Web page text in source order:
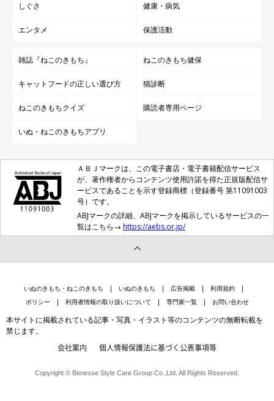
しぐさ 健康・病気
エンタメ 保護活動
雑誌『ねこのきもち』 ねこのきもち健保
キャットフードの正しい選び方 猫診断
ねこのきもちクイズ 購読者専用ページ
いぬ・ねこのきもちアプリ
ＡＢＪマークは、この電子書店・電子書籍配信サービス
が、著作権者からコンテンツ使用許諾を得た正規版配信サ
ービスであることを示す登録商標（登録番号 第11091003
号）です。
ABJマークの詳細、ABJマークを掲示しているサービスの一
覧はこちら→ https://aebs.or.jp/
いぬのきもち・ねこのきもち いぬのきもち 広告掲載
利用規約
ポリシー
利用者情報の取り扱いについて 専門家一覧 お問い合わせ
本サイトに掲載されている記事・写真・イラスト等のコンテンツの無断転載を
禁じます。
会社案内 個人情報保護法に基づく公表事項等
Copyright © Benesse Style Care Group Co.,Ltd. All Rights Reserved.